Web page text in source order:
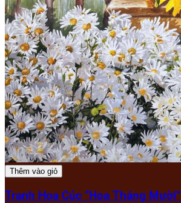
Thêm vào giỏ
Tranh Hoa Cúc “Hoa Tháng Mười”